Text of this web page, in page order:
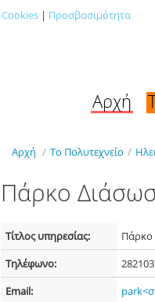
Cookies | Προσβασιμότητα
Αρχή
Αρχή / Το Πολυτεχνείο /
Πάρκο
Τίτλος υπηρεσίας:
Πάρκο
Τηλέφωνο:
282103
Email: